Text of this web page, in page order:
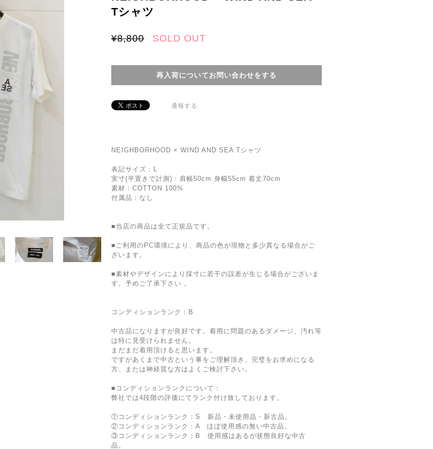
Tシャツ
¥8,800 SOLD OUT
再入荷についてお問い合わせをする
通報する
NEIGHBORHOOD × WIND AND SEA Tシャツ
表記サイズ：L
実寸(平置きで計測)：肩幅50cm 身幅55cm 着丈70cm
素材：COTTON 100%
付属品：なし
■当店の商品は全て正規品です。
■ご利用のPC環境により、商品の色が現物と多少異なる場合がご
ざいます。
■素材やデザインにより採寸に若干の誤差が生じる場合がございま
す。予めご了承下さい 。
コンディションランク：B
中古品になりますが良好です。着用に問題のあるダメージ、汚れ等
は特に見受けられません。
まだまだ着用頂けると思います。
ですがあくまで中古という事をご理解頂き、完璧をお求めになる
方、または神経質な方はよくご検討下さい。
■コンディションランクについて：
弊社では4段階の評価にてランク付け致しております。
①コンディションランク：S 新品・未使用品・新古品。
②コンディションランク：A ほぼ使用感の無い中古品。
③コンディションランク：B 使用感はあるが状態良好な中古
品。